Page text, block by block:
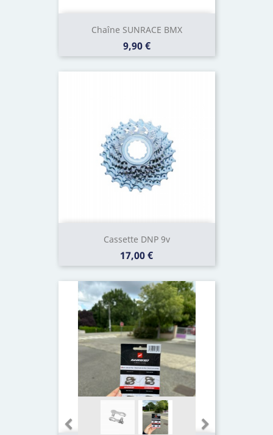
Chaîne SUNRACE BMX
Prix
9,90 €
Cassette DNP 9v
Prix
17,00 €